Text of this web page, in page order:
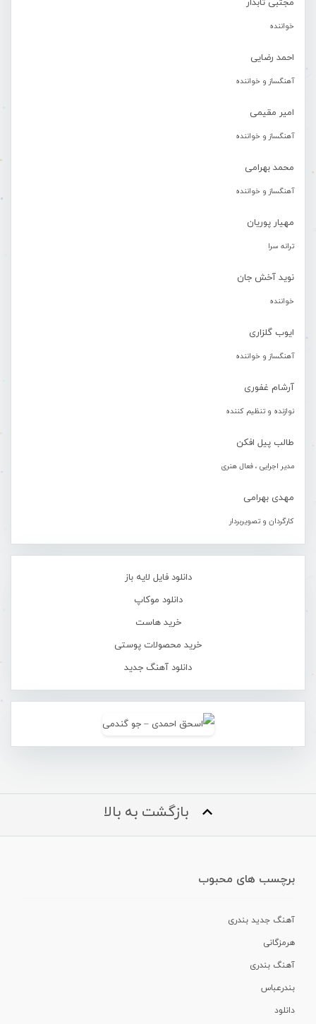
مجتبی تابدار
خواننده
احمد رضایی
آهنگساز و خواننده
امیر مقیمی
آهنگساز و خواننده
محمد بهرامی
آهنگساز و خواننده
مهیار پوریان
ترانه سرا
نوید آخش جان
خواننده
ایوب گلزاری
آهنگساز و خواننده
آرشام غفوری
نوازنده و تنظیم کننده
طالب پیل افکن
مدیر اجرایی ، فعال هنری
مهدی بهرامی
کارگردان و تصویربردار
دانلود فایل لایه باز
دانلود موکاپ
خرید هاست
خرید محصولات پوستی
دانلود آهنگ جدید
بازگشت به بالا
برچسب های محبوب
آهنگ جدید بندری
هرمزگانی
آهنگ بندری
بندرعباس
دانلود